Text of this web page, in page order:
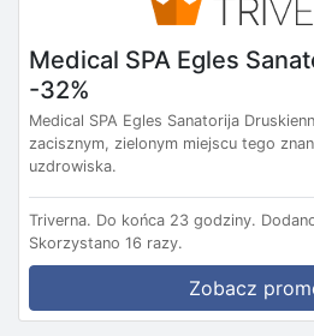
Medical SPA Egles
-32%
Medical SPA Egles Sanatorija
zacisznym, zielonym miejscu tego
uzdrowiska.
Triverna. Do końca 23 godziny.
Skorzystano 16 razy.
Zobacz